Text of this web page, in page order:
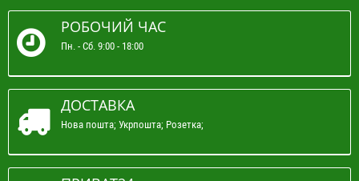
РОБОЧИЙ ЧАС
Пн. - Сб. 9:00 - 18:00
ДОСТАВКА
Нова пошта; Укрпошта; Розетка;